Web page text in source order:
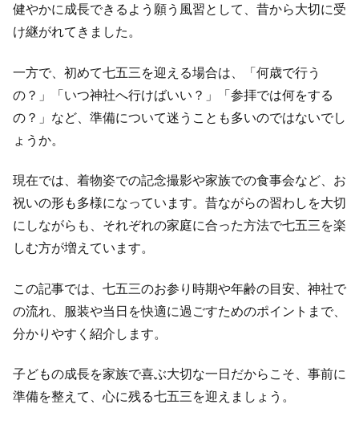
健やかに成長できるよう願う風習として、昔から大切に受
け継がれてきました。
一方で、初めて七五三を迎える場合は、「何歳で行う
の？」「いつ神社へ行けばいい？」「参拝では何をする
の？」など、準備について迷うことも多いのではないでし
ょうか。
現在では、着物姿での記念撮影や家族での食事会など、お
祝いの形も多様になっています。昔ながらの習わしを大切
にしながらも、それぞれの家庭に合った方法で七五三を楽
しむ方が増えています。
この記事では、七五三のお参り時期や年齢の目安、神社で
の流れ、服装や当日を快適に過ごすためのポイントまで、
分かりやすく紹介します。
子どもの成長を家族で喜ぶ大切な一日だからこそ、事前に
準備を整えて、心に残る七五三を迎えましょう。